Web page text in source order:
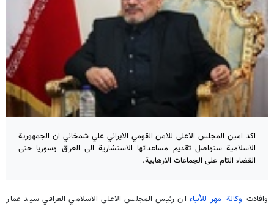
اكد امين المجلس الاعلى للامن القومي الايراني علي شمخاني ان الجمهورية
الاسلامية ستواصل تقديم مساعداتها الاستشارية الى العراق وسوريا حتى
القضاء التام على الجماعات الارهابية.
وافادت وكالة مهر للأنباء ان رئيس المجلس الاعلى الاسلامي العراقي سيد عمار